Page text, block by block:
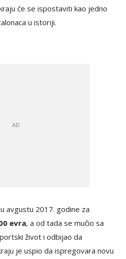
će se ispostaviti kao jedno
u istoriji.
avgustu 2017. godine za
evra, a od tada se mučio sa
život i odbijao da
je uspio da ispregovara novu